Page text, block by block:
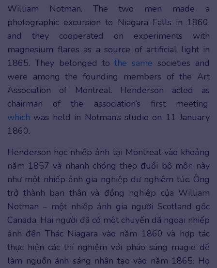
William Notman. The two men made a
photographic excursion to Niagara Falls in 1860,
and they cooperated on experiments with
magnesium flares as a source of artificial light in
1865. They belonged tothe same societies and
were among the founding members of the Art
Association of Montreal. Henderson acted as
chairman of the association’s first meeting,
which was held in Notman’s studio on 11 January
1860.
Henderson học nhiếp ảnh tại Montreal vào khoảng
năm 1857 và nhanh chóng theo đuổi bộ môn này
như một nhiếp ảnh gia nghiệp dư nghiêm túc. Ông
trở thành bạn thân và đồng nghiệp của William
Notman – một nhiếp ảnh gia người Scotland gốc
Canada. Hai người đã có một chuyến dã ngoại nhiếp
ảnh đến Thác Niagara vào năm 1860 và hợp tác
thực hiện các thí nghiệm với pháo sáng magie để
làm nguồn ánh sáng nhân tạo vào năm 1865. Họ